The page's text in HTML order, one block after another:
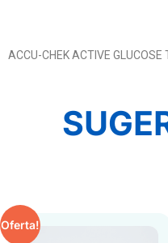
ACCU-CHEK ACTIVE GLUCOSE
Oferta!